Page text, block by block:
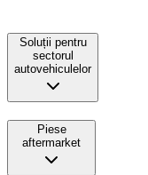
Soluții pentru
sectorul
autovehiculelor
Piese
aftermarket